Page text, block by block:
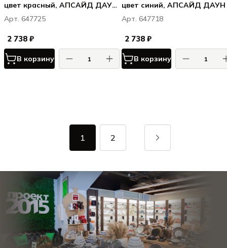
цвет красный, АПСАЙД ДАУН
/ UPSIDE DOWN CERISE
Арт. 647725
2 738 ₽
В корзину
цвет синий, АПСАЙД ДАУН
UPSIDE DOWN BLEU
HIRONDELLE
Арт. 647718
2 738 ₽
В корзину
1 2